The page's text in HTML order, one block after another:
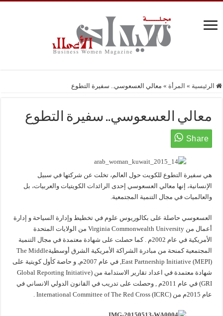
الرئيسية » المرأة » معالي العسعوسي.. سفيرة التطوع
معالي العسعوسي.. سفيرة التطوع
هي سفيرة التطوع للكويت حول العالم، تخلت عن شركتها في سبيل
الإنسانية، إنها معالي العسعوسي إحدى الرائدات الكويتيات والعربيات، بل
والعالميات في مجال التنمية المجتمعية.
العسعوسي حاصلة على بكالوريوس علوم في تخطيط وإدارة السياحة و إدارة
أعمال من Virginia Commonwealth University من الولايات المتحدة
الأمريكية في عام 2002م . كما حصلت على شهادة معتمدة في مجال التنمية
المجتمعية كمنحة من مبادرة الشراكة الأمريكية الشرق أوسطيةThe Middle
East Partnership Initiative (MEPI), في عام 2007م, و حاصة كأول كويتية على
شهادة معتمدة في اعداد تقارير الاستدامة من (Global Reporting Initiative
(GRI في عام 2011م , وحصلت على تدريب في القانون الدولي الانساني في
عام 2015م من International Committee of The Red Cross (ICRC) .